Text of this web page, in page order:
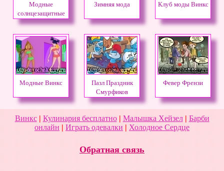
Модные
солнцезащитные
очки
Зимняя мода Клуб моды Винкс
Модные Винкс
Пазл Праздник
Смурфиков
Февер Френзи
Винкс| Кулинария бесплатно| Малышка Хейзел| Барби
онлайн | Играть одевалки | Холодное Сердце
Обратная связь